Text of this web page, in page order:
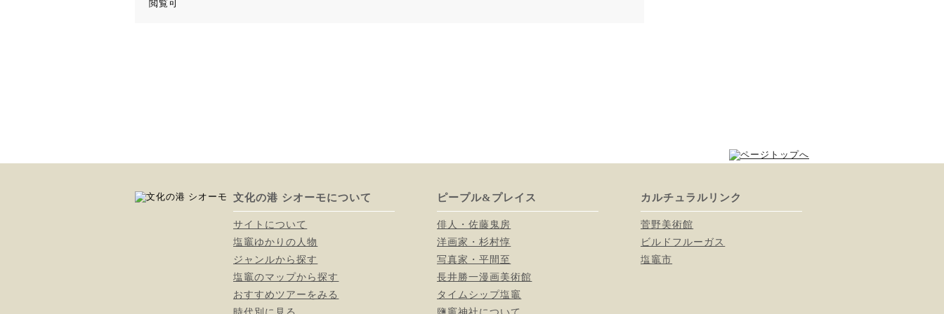
閲覧可
文化の港 シオーモについて
サイトについて
塩竈ゆかりの人物
ジャンルから探す
塩竈のマップから探す
おすすめツアーをみる
ピープル&プレイス
俳人・佐藤鬼房
洋画家・杉村惇
写真家・平間至
長井勝一漫画美術館
タイムシップ塩竈
カルチュラルリンク
菅野美術館
ビルドフルーガス
塩竈市